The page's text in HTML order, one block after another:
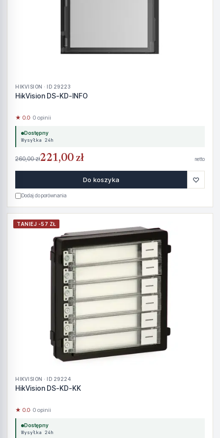
HIKVISION · ID 29223
HikVision DS-KD-INFO
★ 0.0· 0 opinii
Dostępny
Wysyłka 24h
260,00 zł221,00 zł netto
Do koszyka ♡
Dodaj do porównania
TANIEJ -57 ZŁ
HIKVISION · ID 29224
HikVision DS-KD-KK
★ 0.0· 0 opinii
Dostępny
Wysyłka 24h